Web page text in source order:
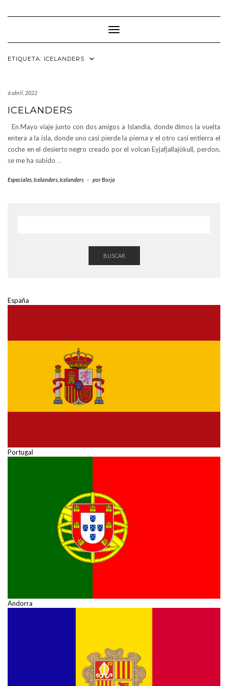
Cambiar modo de navegación
ETIQUETA: ICELANDERS
6 abril, 2022
ICELANDERS
En Mayo viaje junto con dos amigos a Islandia, donde dimos la vuelta
entera a la isla, donde uno casi pierde la pierna y el otro casi entierra el
coche en el desierto negro creado por el volcan Eyjafjallajökull, perdon,
se me ha subido …
Especiales Icelanders Icelanders - porBorja
BUSCAR
España
Portugal
Andorra